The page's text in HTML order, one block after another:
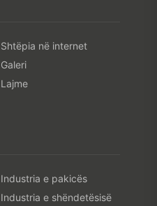
Shtëpia në internet
Galeri
Lajme
Industria e pakicës
Industria e shëndetësisë